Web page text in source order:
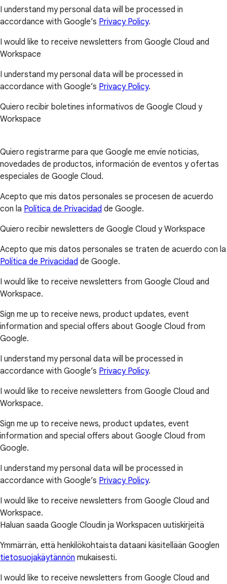
I understand my personal data will be processed in
accordance with Google’s Privacy Policy.
I would like to receive newsletters from Google Cloud and
Workspace
I understand my personal data will be processed in
accordance with Google’s Privacy Policy.
Quiero recibir boletines informativos de Google Cloud y
Workspace
Quiero registrarme para que Google me envíe noticias,
novedades de productos, información de eventos y ofertas
especiales de Google Cloud.
Acepto que mis datos personales se procesen de acuerdo
con la Política de Privacidad de Google.
Quiero recibir newsletters de Google Cloud y Workspace
Acepto que mis datos personales se traten de acuerdo con la
Política de Privacidad de Google.
I would like to receive newsletters from Google Cloud and
Workspace.
Sign me up to receive news, product updates, event
information and special offers about Google Cloud from
Google.
I understand my personal data will be processed in
accordance with Google’s Privacy Policy.
I would like to receive newsletters from Google Cloud and
Workspace.
Sign me up to receive news, product updates, event
information and special offers about Google Cloud from
Google.
I understand my personal data will be processed in
accordance with Google’s Privacy Policy.
I would like to receive newsletters from Google Cloud and
Workspace.
Haluan saada Google Cloudin ja Workspacen uutiskirjeitä
Ymmärrän, että henkilökohtaista dataani käsitellään Googlen
tietosuojakäytännön mukaisesti.
I would like to receive newsletters from Google Cloud and